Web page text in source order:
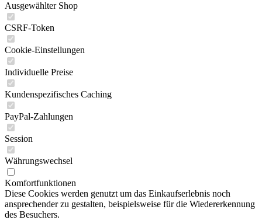
Ausgewählter Shop
CSRF-Token
Cookie-Einstellungen
Individuelle Preise
Kundenspezifisches Caching
PayPal-Zahlungen
Session
Währungswechsel
Komfortfunktionen
Diese Cookies werden genutzt um das Einkaufserlebnis noch
ansprechender zu gestalten, beispielsweise für die Wiedererkennung
des Besuchers.